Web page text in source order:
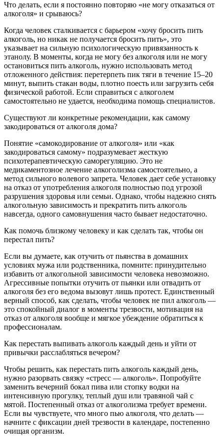
Что делать, если я постоянно повторяю «не могу отказаться от
алкоголя» и срываюсь?
Когда человек сталкивается с барьером «хочу бросить пить
алкоголь, но никак не получается бросить пить», это
указывает на сильную психологическую привязанность к
этанолу. В моменты, когда не могу без алкоголя или не могу
остановиться пить алкоголь, нужно использовать метод
отложенного действия: перетерпеть пик тяги в течение 15–20
минут, выпить стакан воды, плотно поесть или загрузить себя
физической работой. Если справиться с алкоголем
самостоятельно не удается, необходима помощь специалистов.
Существуют ли конкретные рекомендации, как самому
закодироваться от алкоголя дома?
Понятие «самокодирование от алкоголя» или «как
закодироваться самому» подразумевает жесткую
психотерапевтическую саморегуляцию. Это не
медикаментозное лечение алкоголизма самостоятельно, а
метод сильного волевого запрета. Человек дает себе установку
на отказ от употребления алкоголя полностью под угрозой
разрушения здоровья или семьи. Однако, чтобы надежно снять
алкогольную зависимость и прекратить пить алкоголь
навсегда, одного самовнушения часто бывает недостаточно.
Как помочь близкому человеку и как сделать так, чтобы он
перестал пить?
Если вы думаете, как отучить от пьянства в домашних
условиях мужа или родственника, помните: принудительно
избавить от алкогольной зависимости человека невозможно.
Агрессивные попытки отучить от пьянки или отвадить от
алкоголя без его ведома вызовут лишь протест. Единственный
верный способ, как сделать, чтобы человек не пил алкоголь —
это спокойный диалог в моменты трезвости, мотивация на
отказ от алкоголя вообще и мягкое убеждение обратиться к
профессионалам.
Как перестать выпивать алкоголь каждый день и уйти от
привычки расслабляться вечером?
Чтобы решить, как перестать пить алкоголь каждый день,
нужно разорвать связку «стресс — алкоголь». Попробуйте
заменить вечерний бокал пива или стопку водки на
интенсивную прогулку, теплый душ или травяной чай с
мятой. Постепенный отказ от алкоголизма требует времени.
Если вы чувствуете, что много пью алкоголя, что делать —
начните с фиксации дней трезвости в календаре, постепенно
очищая организм.